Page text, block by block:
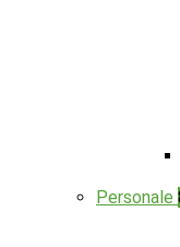
Personale